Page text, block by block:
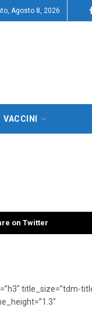
Agosto 8, 2026
VACCINI
on Twitter
title_size=”tdm-